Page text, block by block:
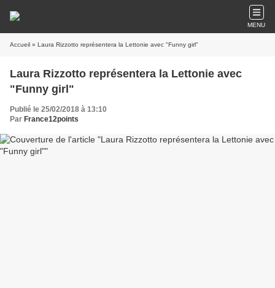
MENU
Accueil » Laura Rizzotto représentera la Lettonie avec "Funny girl"
Laura Rizzotto représentera la Lettonie avec
"Funny girl"
Publié le 25/02/2018 à 13:10
Par France12points